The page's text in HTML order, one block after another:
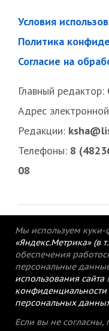
Условия
Политика
Согласие на
Главный редактор:
Адрес
Редакции:
Телефоны: 8
08
© 2015-2021
Мы используем куки-
«Яндекс.Метрика» (в
обеспечения
персональные
использования сайта
конфиденциальности
персональных
Если вы не согласны,